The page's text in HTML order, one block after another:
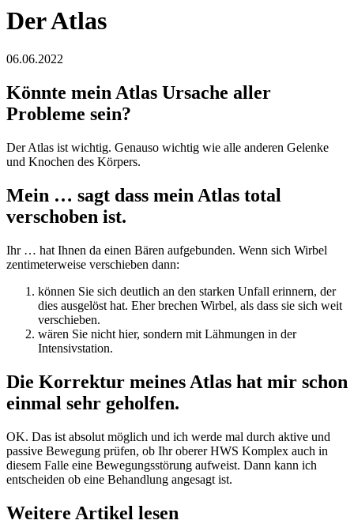
Der Atlas
06.06.2022
Könnte mein Atlas Ursache aller
Probleme sein?
Der Atlas ist wichtig. Genauso wichtig wie alle anderen Gelenke
und Knochen des Körpers.
Mein … sagt dass mein Atlas total
verschoben ist.
Ihr … hat Ihnen da einen Bären aufgebunden. Wenn sich Wirbel
zentimeterweise verschieben dann:
können Sie sich deutlich an den starken Unfall erinnern, der
dies ausgelöst hat. Eher brechen Wirbel, als dass sie sich weit
verschieben.
wären Sie nicht hier, sondern mit Lähmungen in der
Intensivstation.
Die Korrektur meines Atlas hat mir schon
einmal sehr geholfen.
OK. Das ist absolut möglich und ich werde mal durch aktive und
passive Bewegung prüfen, ob Ihr oberer HWS Komplex auch in
diesem Falle eine Bewegungsstörung aufweist. Dann kann ich
entscheiden ob eine Behandlung angesagt ist.
Weitere Artikel lesen